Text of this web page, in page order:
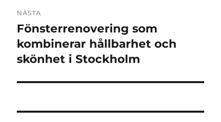
NÄSTA
Nästa
inlägg:
Fönsterrenovering som
kombinerar hållbarhet och
skönhet i Stockholm